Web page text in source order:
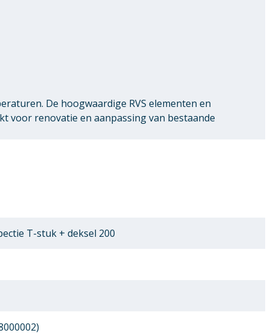
De hoogwaardige RVS elementen en
voor renovatie en aanpassing van bestaande
T-stuk + deksel 200